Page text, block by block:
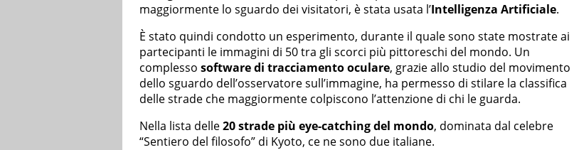
maggiormente lo sguardo dei visitatori, è stata usata l’Intelligenza Artificiale.
È stato quindi condotto un esperimento, durante il quale sono state mostrate ai
partecipanti le immagini di 50 tra gli scorci più pittoreschi del mondo. Un
complesso software di tracciamento oculare, grazie allo studio del movimento
dello sguardo dell’osservatore sull’immagine, ha permesso di stilare la classifica
delle strade che maggiormente colpiscono l’attenzione di chi le guarda.
Nella lista delle20 strade più eye-catching del mondo, dominata dal celebre
“Sentiero del filosofo” di Kyoto, ce ne sono due italiane.